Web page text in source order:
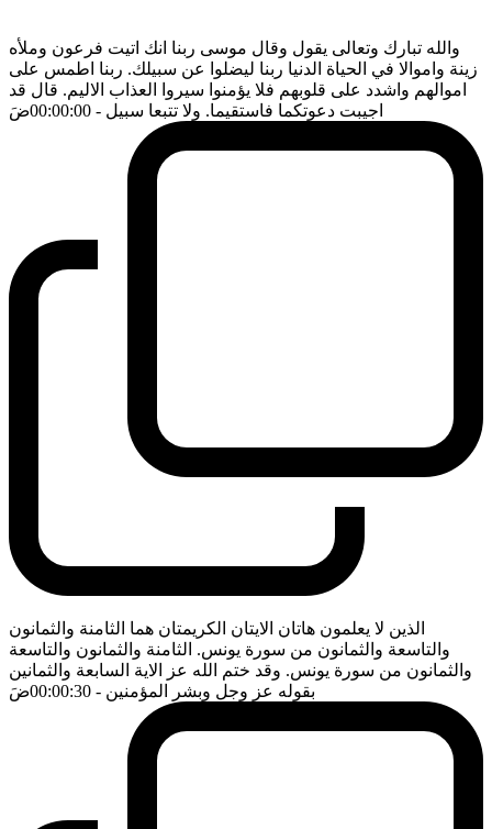
والله تبارك وتعالى يقول وقال موسى ربنا انك اتيت فرعون وملأه
زينة واموالا في الحياة الدنيا ربنا ليضلوا عن سبيلك. ربنا اطمس على
اموالهم واشدد على قلوبهم فلا يؤمنوا سيروا العذاب الاليم. قال قد
اجيبت دعوتكما فاستقيما. ولا تتبعا سبيل - 00:00:00 ضَ
الذين لا يعلمون هاتان الايتان الكريمتان هما الثامنة والثمانون
والتاسعة والثمانون من سورة يونس. الثامنة والثمانون والتاسعة
والثمانون من سورة يونس. وقد ختم الله عز الاية السابعة والثمانين
بقوله عز وجل وبشر المؤمنين - 00:00:30 ضَ